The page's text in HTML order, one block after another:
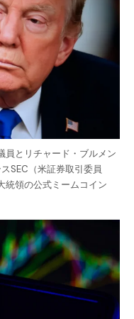
員とリチャード・ブルメン
SEC（米証券取引委員
統領の公式ミームコイン